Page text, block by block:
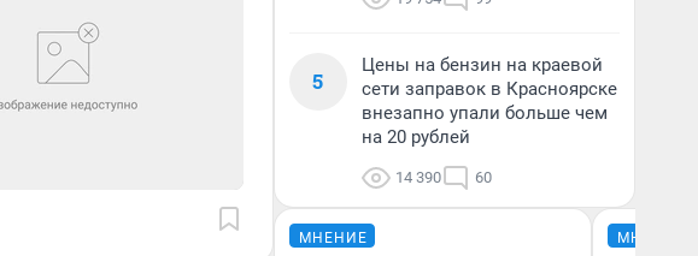
5
Цены на бензин на краевой
сети заправок в Красноярске
внезапно упали больше чем
на 20 рублей
14 390 60
МНЕНИЕ МНЕНИЕ